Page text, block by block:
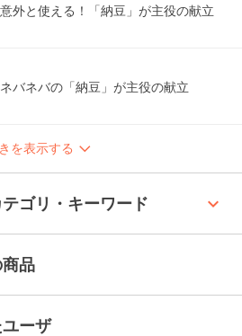
意外と使える！「納豆」が主役の献立
ネバネバの「納豆」が主役の献立
を表示する
ゴリ・キーワード keyboard_arrow_up
品
ーザ